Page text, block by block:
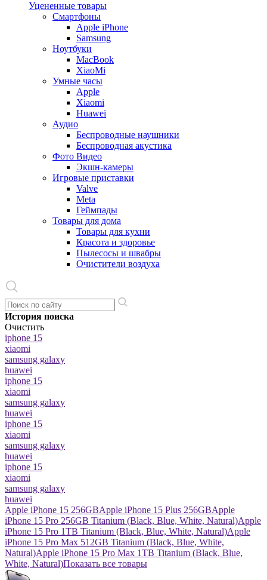
Уцененные товары
Cмартфоны
Apple iPhone
Samsung
Ноутбуки
MacBook
XiaoMi
Умные часы
Apple
Xiaomi
Huawei
Аудио
Беспроводные наушники
Беспроводная акустика
Фото Видео
Экшн-камеры
Игровые приставки
Valve
Meta
Геймпады
Товары для дома
Товары для кухни
Красота и здоровье
Пылесосы и швабры
Очистители воздуха
История поиска
Очистить
iphone 15
xiaomi
samsung galaxy
huawei
iphone 15
xiaomi
samsung galaxy
huawei
iphone 15
xiaomi
samsung galaxy
huawei
iphone 15
xiaomi
samsung galaxy
huawei
Apple iPhone 15 256GBApple iPhone 15 Plus 256GBApple
iPhone 15 Pro 256GB Titanium (Black, Blue, White, Natural)Apple
iPhone 15 Pro 1TB Titanium (Black, Blue, White, Natural)Apple
iPhone 15 Pro Max 512GB Titanium (Black, Blue, White,
Natural)Apple iPhone 15 Pro Max 1TB Titanium (Black, Blue,
White, Natural)Показать все товары